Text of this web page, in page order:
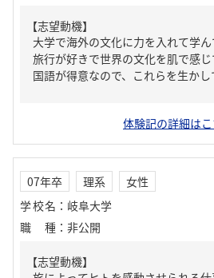
【志望動機】
大学で海外の文化に力を入れて学
旅行が好きで世界の文化を肌で感
国語が得意なので、これらを生か
体験記の詳細は
07年卒 理系
女性
学校名 ： 岐阜大学
職種 ： 非公開
【志望動機】